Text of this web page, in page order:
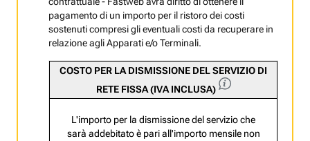
pagamento di un importo per il ristoro dei costi
sostenuti compresi gli eventuali costi da recuperare in
relazione agli Apparati e/o Terminali.
COSTO PER LA DISMISSIONE DEL SERVIZIO DI
RETE FISSA (IVA INCLUSA)
L'importo per la dismissione del servizio che
sarà addebitato è pari all'importo mensile non